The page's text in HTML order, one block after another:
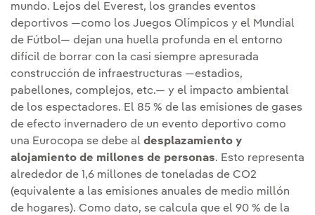
mundo. Lejos del Everest, los grandes eventos
deportivos —como los Juegos Olímpicos y el Mundial
de Fútbol— dejan una huella profunda en el entorno
difícil de borrar con la casi siempre apresurada
construcción de infraestructuras —estadios,
pabellones, complejos, etc.— y el impacto ambiental
de los espectadores. El 85 % de las emisiones de gases
de efecto invernadero de un evento deportivo como
una Eurocopa se debe al desplazamiento y
alojamiento de millones de personas. Esto representa
alrededor de 1,6 millones de toneladas de CO2
(equivalente a las emisiones anuales de medio millón
de hogares). Como dato, se calcula que el 90 % de la